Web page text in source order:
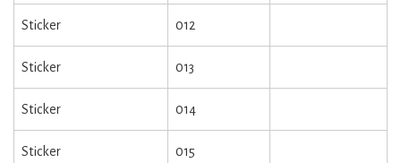
Sticker 012
Sticker 013
Sticker 014
Sticker 015